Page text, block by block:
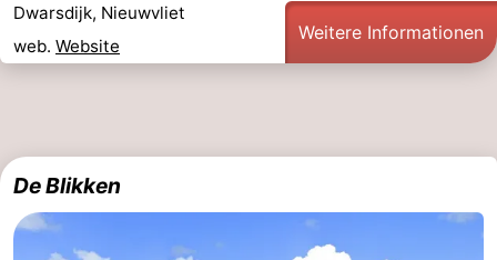
Indoor-
Spielplätze
-
Bowling
-
Zentren
Dörfer
&Natur
Dwarsdijk, Nieuwvliet
web. Website
Weitere Informationen
De Blikken